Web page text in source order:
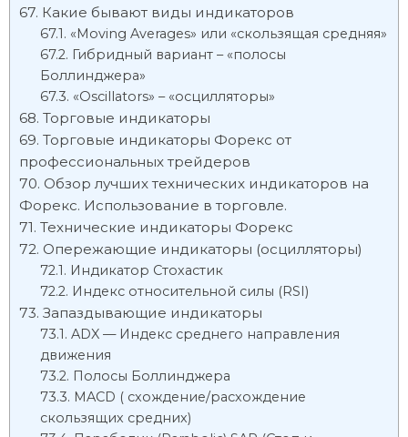
Какие бывают виды индикаторов
«Moving Averages» или «скользящая средняя»
Гибридный вариант – «полосы
Боллинджера»
«Oscillators» – «осцилляторы»
Торговые индикаторы
Торговые индикаторы Форекс от
профессиональных трейдеров
Обзор лучших технических индикаторов на
Форекс. Использование в торговле.
Технические индикаторы Форекс
Опережающие индикаторы (осцилляторы)
Индикатор Стохастик
Индекс относительной силы (RSI)
Запаздывающие индикаторы
ADX — Индекс среднего направления
движения
Полосы Боллинджера
MACD ( схождение/расхождение
скользящих средних)